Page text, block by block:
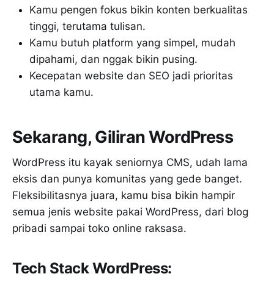
Kamu pengen fokus bikin konten berkualitas
tinggi, terutama tulisan.
Kamu butuh platform yang simpel, mudah
dipahami, dan nggak bikin pusing.
Kecepatan website dan SEO jadi prioritas
utama kamu.
Sekarang, Giliran WordPress
WordPress itu kayak seniornya CMS, udah lama
eksis dan punya komunitas yang gede banget.
Fleksibilitasnya juara, kamu bisa bikin hampir
semua jenis website pakai WordPress, dari blog
pribadi sampai toko online raksasa.
Tech Stack WordPress: